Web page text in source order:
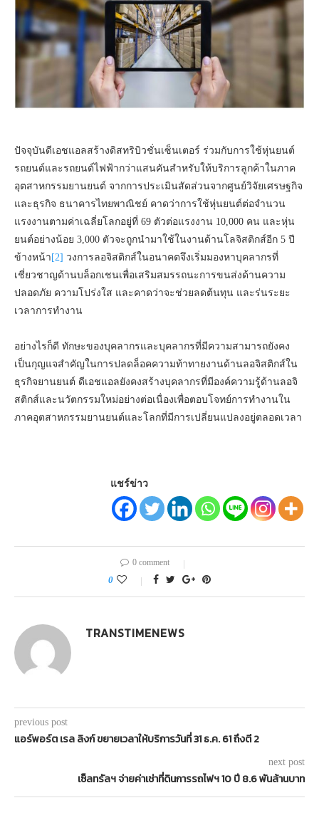
ปัจจุบันดีเอชแอลสร้างดิสทริบิวชั่นเซ็นเตอร์ ร่วมกับการใช้หุ่นยนต์
รถยนต์และรถยนต์ไฟฟ้ากว่าแสนคันสำหรับให้บริการลูกค้าในภาค
อุตสาหกรรมยานยนต์ จากการประเมินสัดส่วนจากศูนย์วิจัยเศรษฐกิจ
และธุรกิจ ธนาคารไทยพาณิชย์ คาดว่าการใช้หุ่นยนต์ต่อจำนวน
แรงงานตามค่าเฉลี่ยโลกอยู่ที่ 69 ตัวต่อแรงงาน 10,000 คน และหุ่น
ยนต์อย่างน้อย 3,000 ตัวจะถูกนำมาใช้ในงานด้านโลจิสติกส์อีก 5 ปี
ข้างหน้า[2] วงการลอจิสติกส์ในอนาคตจึงเริ่มมองหาบุคลากรที่
เชี่ยวชาญด้านบล็อกเชนเพื่อเสริมสมรรถนะการขนส่งด้านความ
ปลอดภัย ความโปร่งใส และคาดว่าจะช่วยลดต้นทุน และร่นระยะ
เวลาการทำงาน
อย่างไรก็ดี ทักษะของบุคลากรและบุคลากรที่มีความสามารถยังคง
เป็นกุญแจสำคัญในการปลดล็อคความท้าทายงานด้านลอจิสติกส์ใน
ธุรกิจยานยนต์ ดีเอชแอลยังคงสร้างบุคลากรที่มีองค์ความรู้ด้านลอจิ
สติกส์และนวัตกรรมใหม่อย่างต่อเนื่องเพื่อตอบโจทย์การทำงานใน
ภาคอุตสาหกรรมยานยนต์และโลกที่มีการเปลี่ยนแปลงอยู่ตลอดเวลา
แชร์ข่าว
0 comment
0
TRANSTIMENEWS
previous post
แอร์พอร์ต เรล ลิงก์ ขยายเวลาให้บริการวันที่ 31 ธ.ค. 61 ถึงตี 2
next post
เซ็ลทรัลฯ จ่ายค่าเช่าที่ดินการรถไฟฯ 10 ปี 8.6 พันล้านบาท